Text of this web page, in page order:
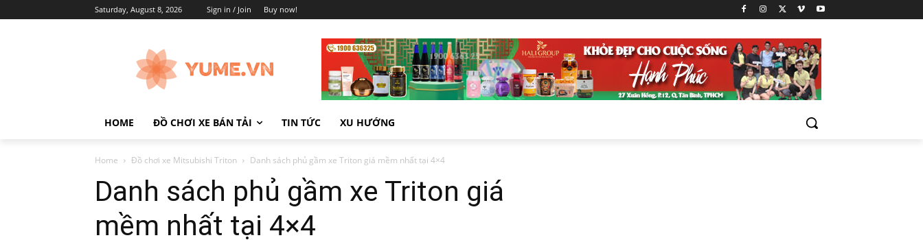
Saturday, August 8, 2026 Sign in / Join Buy now!
HOME ĐỒ CHƠI XE BÁN TẢI TIN TỨC XU HƯỚNG
Home Đồ chơi xe Mitsubishi Triton Danh sách phủ gầm xe Triton giá mềm nhất tại 4×4
Danh sách phủ gầm xe Triton giá
mềm nhất tại 4×4